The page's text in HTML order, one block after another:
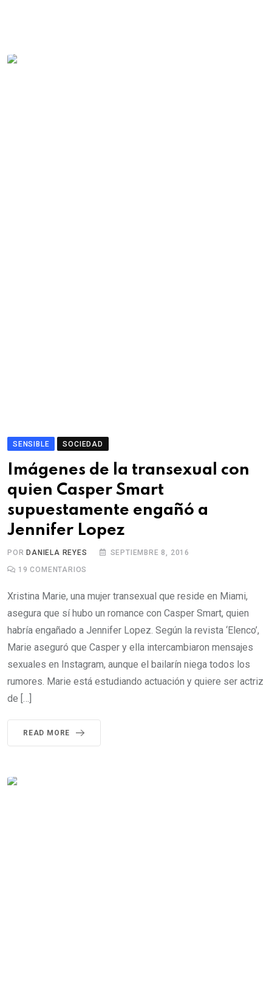
SENSIBLE SOCIEDAD
Imágenes de la transexual con
quien Casper Smart
supuestamente engañó a
Jennifer Lopez
PORDANIELA REYES
SEPTIEMBRE 8, 2016
19 COMENTARIOS
Xristina Marie, una mujer transexual que reside en Miami,
asegura que sí hubo un romance con Casper Smart, quien
habría engañado a Jennifer Lopez. Según la revista ‘Elenco’,
Marie aseguró que Casper y ella intercambiaron mensajes
sexuales en Instagram, aunque el bailarín niega todos los
rumores. Marie está estudiando actuación y quiere ser actriz
de […]
READ MORE